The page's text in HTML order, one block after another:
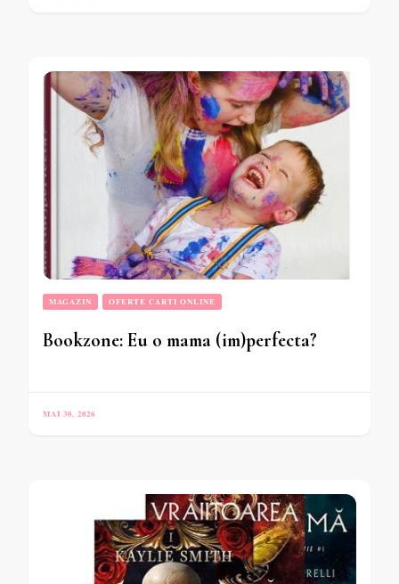
MAGAZIN OFERTE CARTI ONLINE
Bookzone: Eu o mama (im)perfecta?
MAI 30, 2026